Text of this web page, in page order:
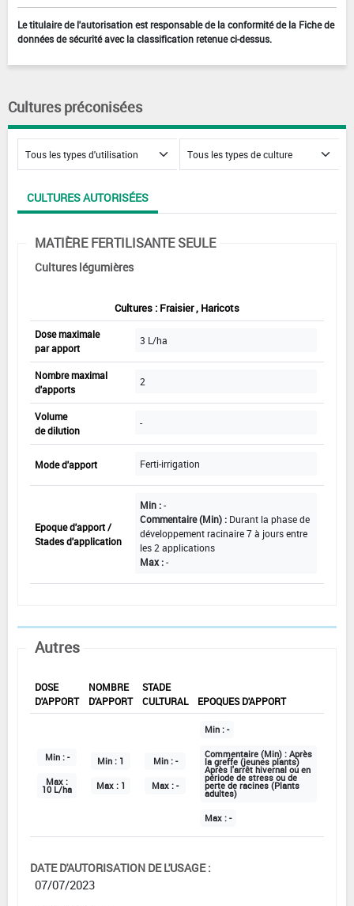
Le titulaire de l'autorisation est responsable de la conformité de la Fiche de
données de sécurité avec la classification retenue ci-dessus.
Cultures préconisées
CULTURES AUTORISÉES
MATIÈRE FERTILISANTE SEULE
Cultures légumières
Cultures : Fraisier , Haricots
Dose maximale
par apport
3 L/ha
Nombre maximal
d'apports
2
Volume
de dilution
-
Mode d'apport Ferti-irrigation
Epoque d'apport /
Stades d'application
Min :-
Commentaire (Min) : Durant la phase de
développement racinaire 7 à jours entre
les 2 applications
Max :-
Autres
DOSE
D'APPORT
NOMBRE
D'APPORT
STADE
CULTURAL
EPOQUES D'APPORT
Min : -
Max :
10 L/ha
Min : 1
Max : 1
Min : -
Max : -
Min : -
Commentaire (Min) : Après
la greffe (jeunes plants)
Après l'arrêt hivernal ou en
période de stress ou de
perte de racines (Plants
adultes)
Max : -
DATE D'AUTORISATION DE L'USAGE :
07/07/2023